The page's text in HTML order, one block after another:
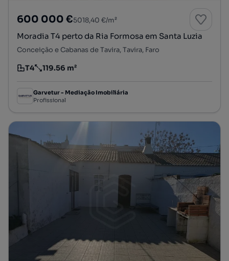
600 000 €5018,40 €/m²
Moradia T4 perto da Ria Formosa em Santa Luzia
Conceição e Cabanas de Tavira, Tavira, Faro
Tipologia
T4
Preço por metro quadrado
119.56 m²
Garvetur - Mediação Imobiliária
Profissional